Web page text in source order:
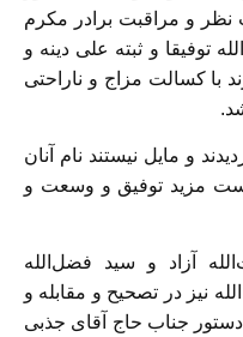
و مراقبت برادر مکرم
توفیقا و ثبته علی دینه و
با کسالت مزاج و ناراحتی
و مایل نیستند نام آنان
مزید توفیق و وسعت و
آزاد و سید فضل‌الله
نیز در تصحیح و مقابله و
جناب حاج آقای جذبی